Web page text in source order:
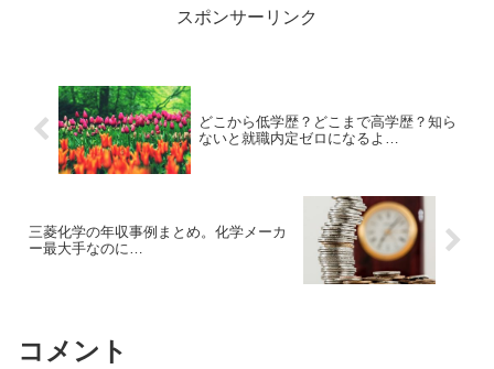
スポンサーリンク
どこから低学歴？どこまで高学歴？知ら
ないと就職内定ゼロになるよ…
三菱化学の年収事例まとめ。化学メーカ
ー最大手なのに…
コメント